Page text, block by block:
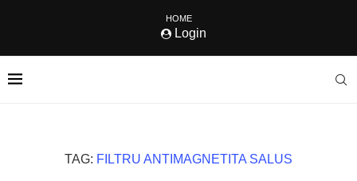
HOME
Login
TAG: FILTRU ANTIMAGNETITA SALUS